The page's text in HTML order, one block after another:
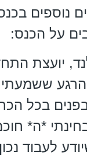
נוספים
על הכנס:
יועצת
ששמעתי
בכל
*ה*
לעבוד